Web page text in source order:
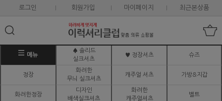
로그인 회원가입 마이페이지 최근본상품
메뉴
♠ 솔리드
실크셔츠
♥ 정장셔츠 슈즈
정장
화려한
무늬 실크셔츠
캐주얼 셔츠 가방&지갑
화려한정장
디자인
배색실크셔츠
화려한
캐주얼셔츠
벨트